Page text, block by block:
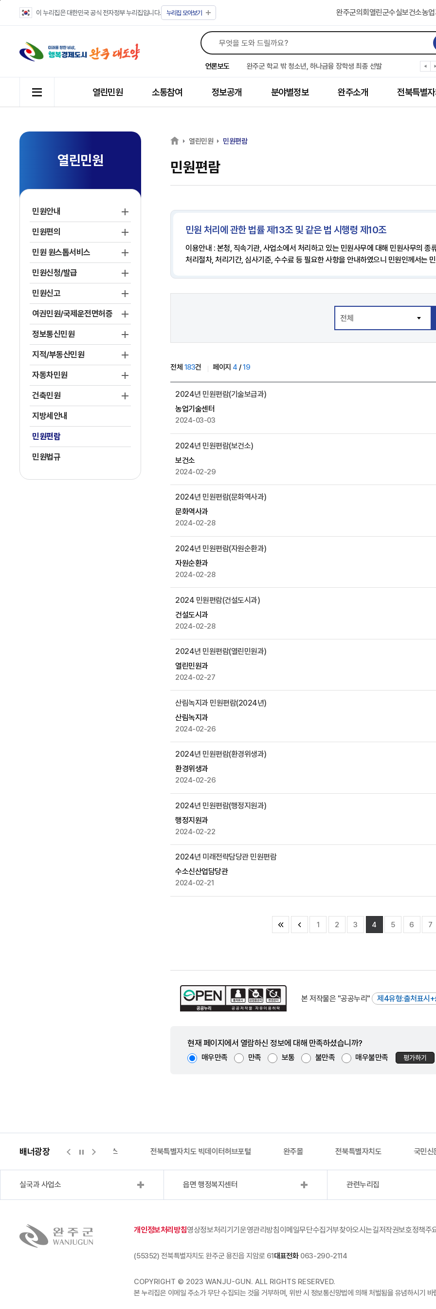
이 누리집은 대한민국 공식 전자정부 누리집입니다. 누리집 모아보기 완주군의회 열린군수실보건소농
언론보도
완주군, 파크골프장 운영 정비… “공정한 환경 조성”
완주 이서면, 홀몸 남성 위한 ‘이서천사 요리교실’
완주군 학교 밖 청소년, 하나금융 장학생 최종 선발
완주군 청소년 여름방학 맞아 “내 손으로 뚝딱”
완주군 상관면, 악성 민원 현장 대응력 강화
완주 삼례수소에너지고, 취약계층 조명 교체 봉사
완주군, 서울대생과 함께하는 ‘청소년 진로드림캠프’ 참가
완주군청 여자 레슬링팀, 전국대회 선수 전원 금메달
열린민원 소통참여 정보공개 분야별정보 완주소개 전북특별
열린민원
민원안내
민원편의
민원 원스톱서비스
민원신청/발급
민원신고
여권민원/국제운전면허증
정보통신민원
지적/부동산민원
자동차민원
건축민원
지방세안내
민원편람
민원법규
열린민원 민원편람
민원편람
민원 처리에 관한 법률 제13조 및 같은 법 시행령 제10조
이용안내 : 본청, 직속기관, 사업소에서 처리하고 있는 민원사무에 대해 민원사무의 종
처리절차, 처리기간, 심사기준, 수수료 등 필요한 사항을 안내하였으니 민원인께서는
전체 183건 페이지 4 /19
시
물
목
록
으
로
번
목
작
성
자
첨
부
파
일
성
일
조
회
수
등
제
2024년 민원편람(기술보급과)
농업기술센터
2024-03-03
2024년 민원편람(보건소)
보건소
2024-02-29
2024년 민원편람(문화역사과)
문화역사과
2024-02-28
2024년 민원편람(자원순환과)
자원순환과
2024-02-28
2024 민원편람(건설도시과)
건설도시과
2024-02-28
2024년 민원편람(열린민원과)
열린민원과
2024-02-27
산림녹지과 민원편람(2024년)
산림녹지과
2024-02-26
2024년 민원편람(환경위생과)
환경위생과
2024-02-26
2024년 민원편람(행정지원과)
행정지원과
2024-02-22
2024년 미래전략담당관 민원편람
수소신산업담당관
2024-02-21
1 2 3 4 5 6 7
본 저작물은 "공공누리" 제4유형:출처표시+
현재 페이지에서 열람하신 정보에 대해 만족하셨습니까?
매우만족 만족 보통 불만족 매우불만족 평가하기
배너광장
지적측량바로처리센터 위택스 전북특별자치도 빅데이터허브포털 완주몰 전북특별자치도 국민신
실국과 사업소 읍면 행정복지센터 관련누리집
개인정보처리방침영상정보처리기기운영관리방침이메일무단수집거부찾아오시는길저작권보호정책주
(55352) 전북특별자치도 완주군 용진읍 지암로 61대표전화063-290-2114
COPYRIGHT © 2023 WANJU-GUN. ALL RIGHTS RESERVED.
본 누리집은 이메일 주소가 무단 수집되는 것을 거부하며, 위반 시 정보통신망법에 의해 처벌됨을 유념하시기 바